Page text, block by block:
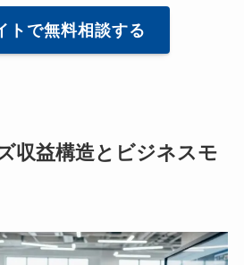
トで無料相談する
収益構造とビジネスモ